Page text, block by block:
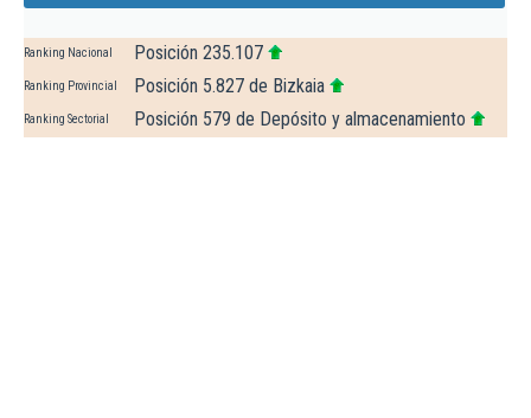
Ranking Nacional Posición 235.107
Ranking Provincial Posición 5.827 de Bizkaia
Ranking Sectorial Posición 579 de Depósito y almacenamiento